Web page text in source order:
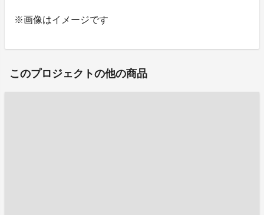
※画像はイメージです
このプロジェクトの他の商品